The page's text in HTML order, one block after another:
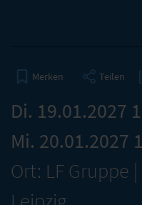
Merken Teilen
Di. 19.01.2027
Mi. 20.01.2027
Ort: LF Gruppe